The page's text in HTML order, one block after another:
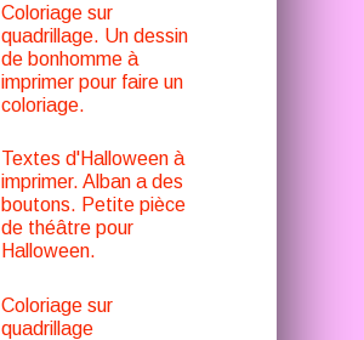
Coloriage sur
quadrillage. Un dessin
de bonhomme à
imprimer pour faire un
coloriage.
Textes d'Halloween à
imprimer. Alban a des
boutons. Petite pièce
de théâtre pour
Halloween.
Coloriage sur
quadrillage